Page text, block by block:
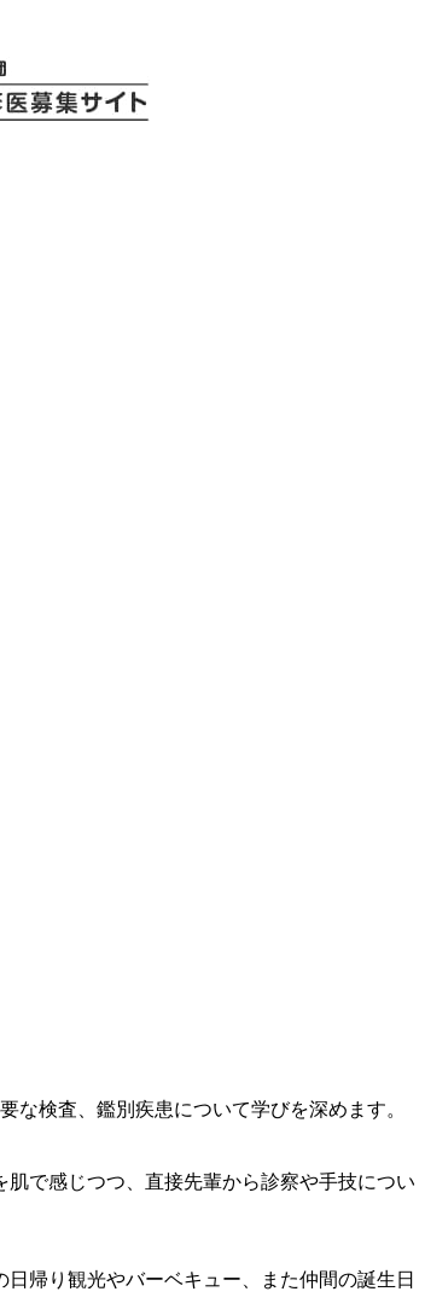
検査、鑑別疾患について学びを深めます。
で感じつつ、直接先輩から診察や手技につい
帰り観光やバーベキュー、また仲間の誕生日